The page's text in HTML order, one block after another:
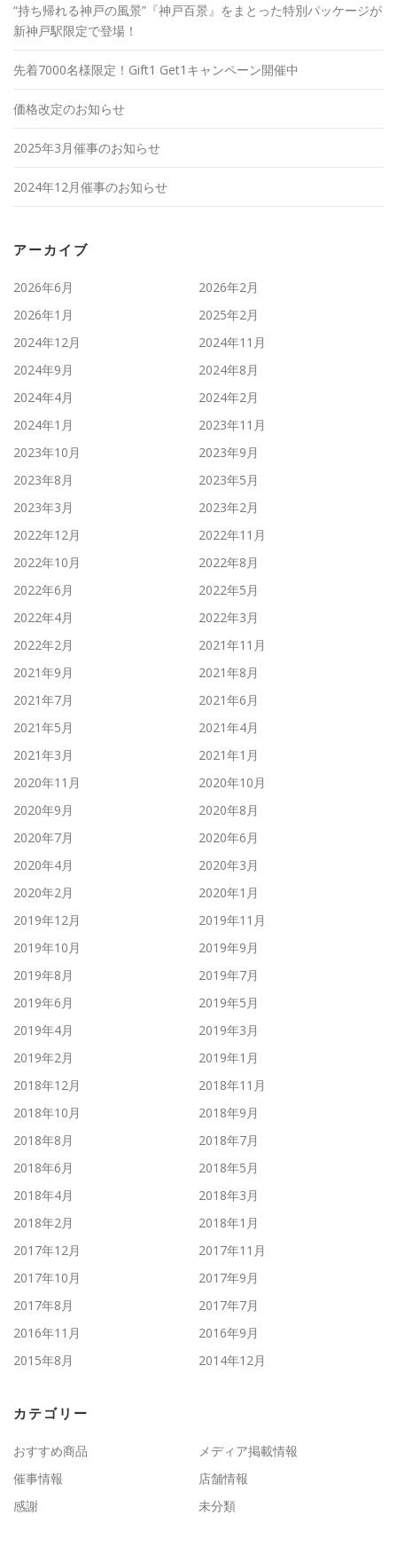
“持ち帰れる神戸の風景”『神戸百景』をまとった特別パッケージが
新神戸駅限定で登場！
先着7000名様限定！Gift1 Get1キャンペーン開催中
価格改定のお知らせ
2025年3月催事のお知らせ
2024年12月催事のお知らせ
アーカイブ
2026年6月
2026年2月
2026年1月
2025年2月
2024年12月
2024年11月
2024年9月
2024年8月
2024年4月
2024年2月
2024年1月
2023年11月
2023年10月
2023年9月
2023年8月
2023年5月
2023年3月
2023年2月
2022年12月
2022年11月
2022年10月
2022年8月
2022年6月
2022年5月
2022年4月
2022年3月
2022年2月
2021年11月
2021年9月
2021年8月
2021年7月
2021年6月
2021年5月
2021年4月
2021年3月
2021年1月
2020年11月
2020年10月
2020年9月
2020年8月
2020年7月
2020年6月
2020年4月
2020年3月
2020年2月
2020年1月
2019年12月
2019年11月
2019年10月
2019年9月
2019年8月
2019年7月
2019年6月
2019年5月
2019年4月
2019年3月
2019年2月
2019年1月
2018年12月
2018年11月
2018年10月
2018年9月
2018年8月
2018年7月
2018年6月
2018年5月
2018年4月
2018年3月
2018年2月
2018年1月
2017年12月
2017年11月
2017年10月
2017年9月
2017年8月
2017年7月
2016年11月
2016年9月
2015年8月
2014年12月
カテゴリー
おすすめ商品
メディア掲載情報
催事情報
店舗情報
感謝
未分類